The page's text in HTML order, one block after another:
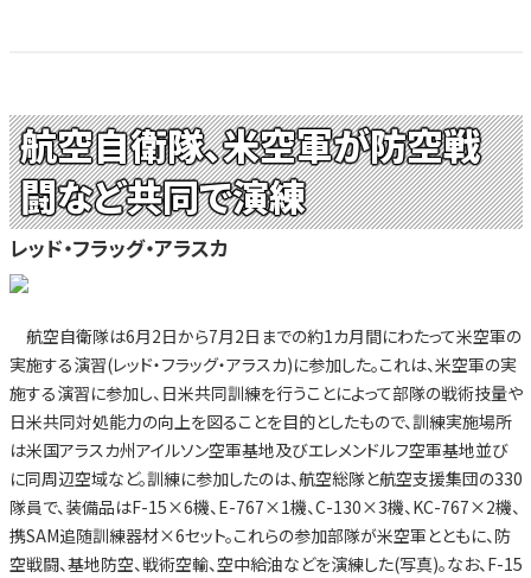
航空自衛隊、米空軍が防空戦
闘など共同で演練
レッド・フラッグ・アラスカ
航空自衛隊は6月2日から7月2日までの約1カ月間にわたって米空軍の
実施する演習(レッド・フラッグ・アラスカ)に参加した。これは、米空軍の実
施する演習に参加し、日米共同訓練を行うことによって部隊の戦術技量や
日米共同対処能力の向上を図ることを目的としたもので、訓練実施場所
は米国アラスカ州アイルソン空軍基地及びエレメンドルフ空軍基地並び
に同周辺空域など。訓練に参加したのは、航空総隊と航空支援集団の330
隊員で、装備品はF-15×6機、E-767×1機、C-130×3機、KC-767×2機、
携SAM追随訓練器材×6セット。これらの参加部隊が米空軍とともに、防
空戦闘、基地防空、戦術空輸、空中給油などを演練した(写真)。なお、F-15